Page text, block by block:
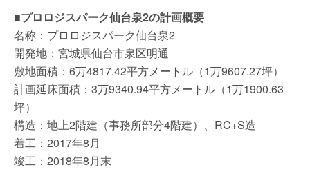
■プロロジスパーク仙台泉2の計画概要
名称：プロロジスパーク仙台泉2
開発地：宮城県仙台市泉区明通
敷地面積：6万4817.42平方メートル（1万9607.27坪）
計画延床面積：3万9340.94平方メートル（1万1900.63
坪）
構造：地上2階建（事務所部分4階建）、RC+S造
着工：2017年8月
竣工：2018年8月末